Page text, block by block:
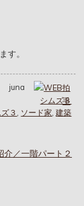
す。
juna
シムズ３
３ ソード家 ,建築
介／一階パート２